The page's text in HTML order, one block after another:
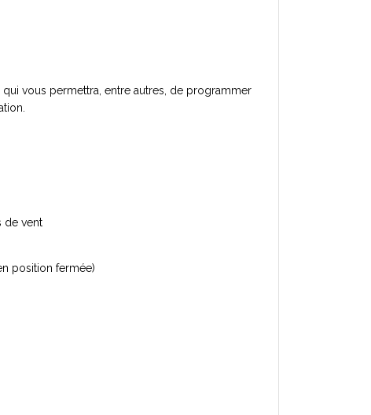
vous permettra, entre autres, de programmer
de vent
position fermée)